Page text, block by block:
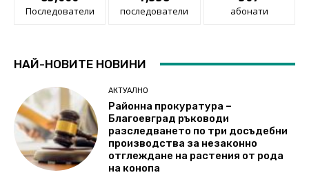
Последователи последователи абонати
НАЙ-НОВИТЕ НОВИНИ
АКТУАЛНО
Районна прокуратура –
Благоевград ръководи
разследването по три досъдебни
производства за незаконно
отглеждане на растения от рода
на конопа